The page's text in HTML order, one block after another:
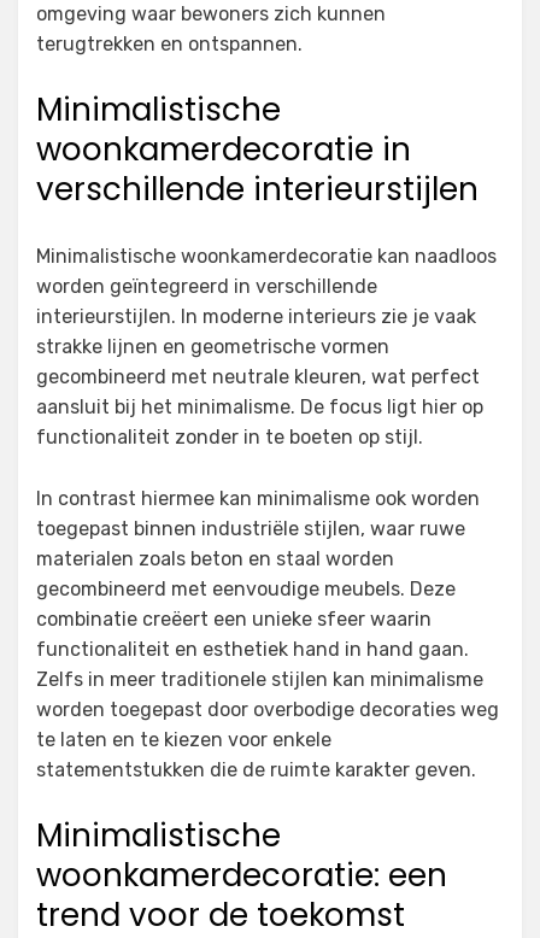
omgeving waar bewoners zich kunnen
terugtrekken en ontspannen.
Minimalistische
woonkamerdecoratie in
verschillende interieurstijlen
Minimalistische woonkamerdecoratie kan naadloos
worden geïntegreerd in verschillende
interieurstijlen. In moderne interieurs zie je vaak
strakke lijnen en geometrische vormen
gecombineerd met neutrale kleuren, wat perfect
aansluit bij het minimalisme. De focus ligt hier op
functionaliteit zonder in te boeten op stijl.
In contrast hiermee kan minimalisme ook worden
toegepast binnen industriële stijlen, waar ruwe
materialen zoals beton en staal worden
gecombineerd met eenvoudige meubels. Deze
combinatie creëert een unieke sfeer waarin
functionaliteit en esthetiek hand in hand gaan.
Zelfs in meer traditionele stijlen kan minimalisme
worden toegepast door overbodige decoraties weg
te laten en te kiezen voor enkele
statementstukken die de ruimte karakter geven.
Minimalistische
woonkamerdecoratie: een
trend voor de toekomst